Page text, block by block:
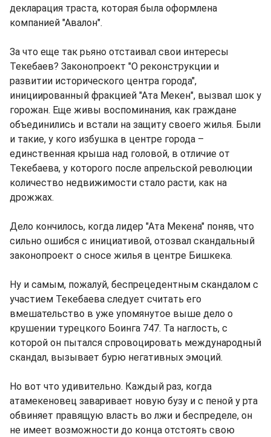
декларация траста, которая была оформлена
компанией "Авалон".
За что еще так рьяно отстаивал свои интересы
Текебаев? Законопроект "О реконструкции и
развитии исторического центра города",
инициированный фракцией "Ата Мекен", вызвал шок у
горожан. Еще живы воспоминания, как граждане
объединились и встали на защиту своего жилья. Были
и такие, у кого избушка в центре города –
единственная крыша над головой, в отличие от
Текебаева, у которого после апрельской революции
количество недвижимости стало расти, как на
дрожжах.
Дело кончилось, когда лидер "Ата Мекена" поняв, что
сильно ошибся с инициативой, отозвал скандальный
законопроект о сносе жилья в центре Бишкека.
Ну и самым, пожалуй, беспрецедентным скандалом с
участием Текебаева следует считать его
вмешательство в уже упомянутое выше дело о
крушении турецкого Боинга 747. Та наглость, с
которой он пытался спровоцировать международный
скандал, вызывает бурю негативных эмоций.
Но вот что удивительно. Каждый раз, когда
атамекеновец заваривает новую бузу и с пеной у рта
обвиняет правящую власть во лжи и беспределе, он
не имеет возможности до конца отстоять свою